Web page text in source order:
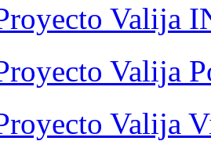
Valija
Valija
Valija